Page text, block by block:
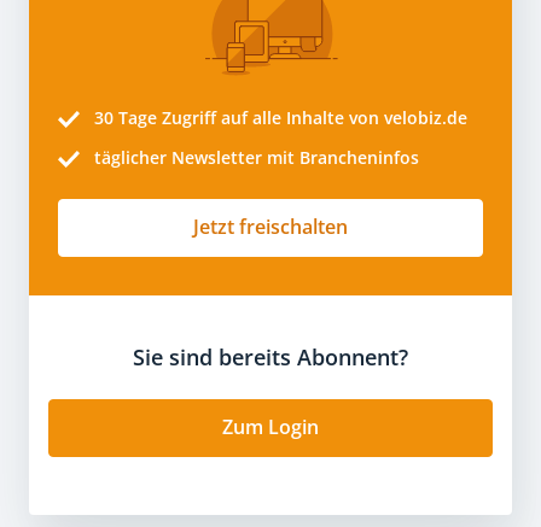
30 Tage Zugriff auf alle Inhalte von velobiz.de
täglicher Newsletter mit Brancheninfos
Jetzt freischalten
Sie sind bereits Abonnent?
Zum Login